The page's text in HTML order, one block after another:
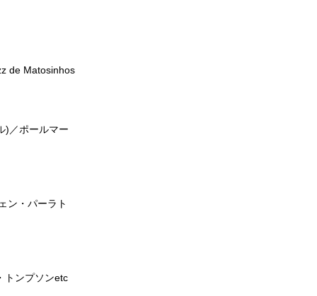
de Matosinhos
)／ポールマー
ン・パーラト
トンプソンetc